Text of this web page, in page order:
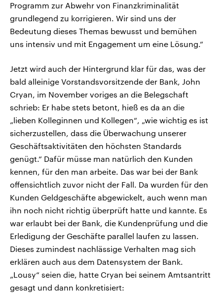
Programm zur Abwehr von Finanzkriminalität
grundlegend zu korrigieren. Wir sind uns der
Bedeutung dieses Themas bewusst und bemühen
uns intensiv und mit Engagement um eine Lösung.“
Jetzt wird auch der Hintergrund klar für das, was der
bald alleinige Vorstandsvorsitzende der Bank, John
Cryan, im November voriges an die Belegschaft
schrieb: Er habe stets betont, hieß es da an die
„lieben Kolleginnen und Kollegen“, „wie wichtig es ist
sicherzustellen, dass die Überwachung unserer
Geschäftsaktivitäten den höchsten Standards
genügt.“ Dafür müsse man natürlich den Kunden
kennen, für den man arbeite. Das war bei der Bank
offensichtlich zuvor nicht der Fall. Da wurden für den
Kunden Geldgeschäfte abgewickelt, auch wenn man
ihn noch nicht richtig überprüft hatte und kannte. Es
war erlaubt bei der Bank, die Kundenprüfung und die
Erledigung der Geschäfte parallel laufen zu lassen.
Dieses zumindest nachlässige Verhalten mag sich
erklären auch aus dem Datensystem der Bank.
„Lousy“ seien die, hatte Cryan bei seinem Amtsantritt
gesagt und dann konkretisiert: